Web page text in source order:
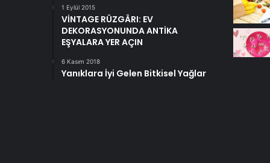
1 Eylül 2015
VİNTAGE RÜZGÂRI: EV
DEKORASYONUNDA ANTİKA
EŞYALARA YER AÇIN
6 Kasım 2018
Yanıklara İyi Gelen Bitkisel Yağlar